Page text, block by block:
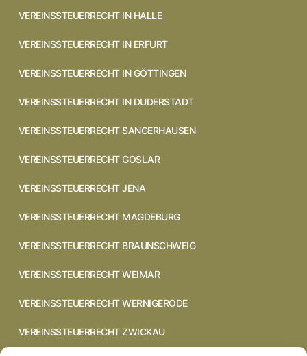
VEREINSSTEUERRECHT IN HALLE
VEREINSSTEUERRECHT IN ERFURT
VEREINSSTEUERRECHT IN GÖTTINGEN
VEREINSSTEUERRECHT IN DUDERSTADT
VEREINSSTEUERRECHT SANGERHAUSEN
VEREINSSTEUERRECHT GOSLAR
VEREINSSTEUERRECHT JENA
VEREINSSTEUERRECHT MAGDEBURG
VEREINSSTEUERRECHT BRAUNSCHWEIG
VEREINSSTEUERRECHT WEIMAR
VEREINSSTEUERRECHT WERNIGERODE
VEREINSSTEUERRECHT ZWICKAU